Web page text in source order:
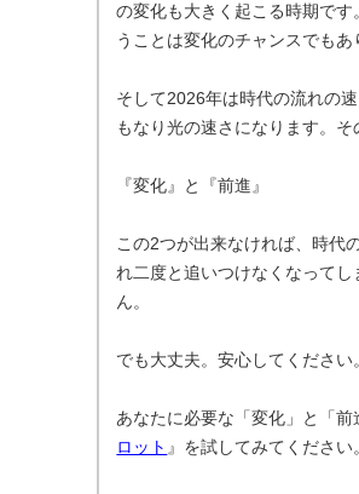
の変化も大きく起こる時期で
うことは変化のチャンスでもあ
そして2026年は時代の流れの
もなり光の速さになります。そ
『変化』と『前進』
この2つが出来なければ、時代
れ二度と追いつけなくなってし
ん。
でも大丈夫。安心してください
あなたに必要な「変化」と「前
ロット 』を試してみてください